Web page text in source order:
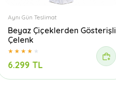
Aynı Gün Teslimat
Beyaz Çiçeklerden Gösterişli
Çelenk
6.299 TL